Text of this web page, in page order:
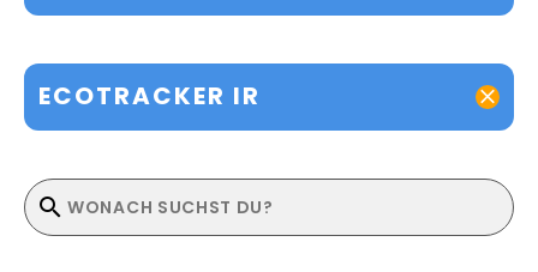
ECOTRACKER IR